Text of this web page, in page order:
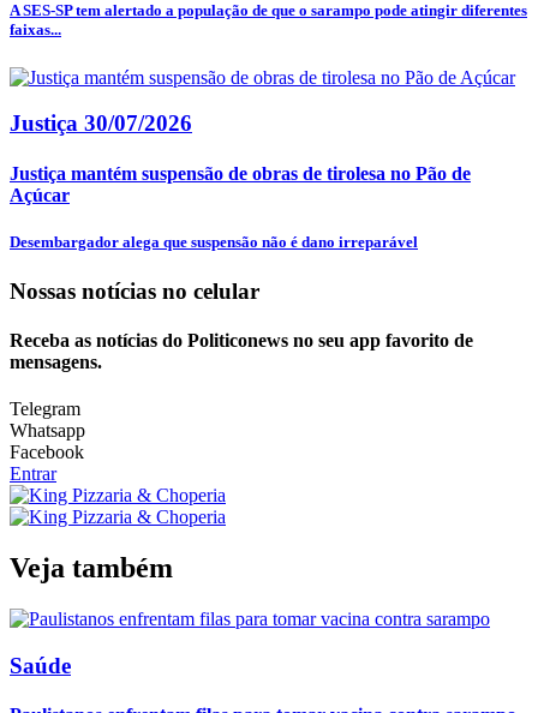
A SES-SP tem alertado a população de que o sarampo pode atingir diferentes
faixas...
Justiça 30/07/2026
Justiça mantém suspensão de obras de tirolesa no Pão de
Açúcar
Desembargador alega que suspensão não é dano irreparável
Nossas notícias no celular
Receba as notícias do Politiconews no seu app favorito de
mensagens.
Telegram
Whatsapp
Facebook
Entrar
Veja também
Saúde